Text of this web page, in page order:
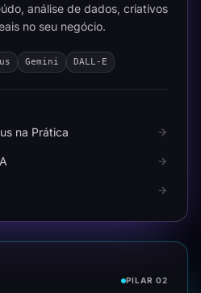
análise de dados, criativos
no seu negócio.
Gemini DALL-E
na Prática
PILAR 02